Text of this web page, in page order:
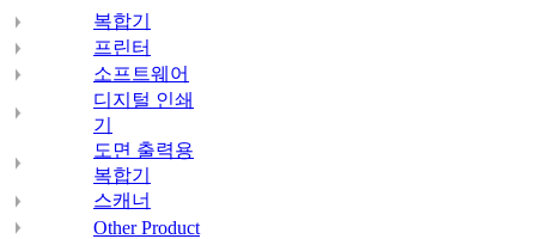
복합기
프린터
소프트웨어
디지털 인쇄
기
도면 출력용
복합기
스캐너
Other Product